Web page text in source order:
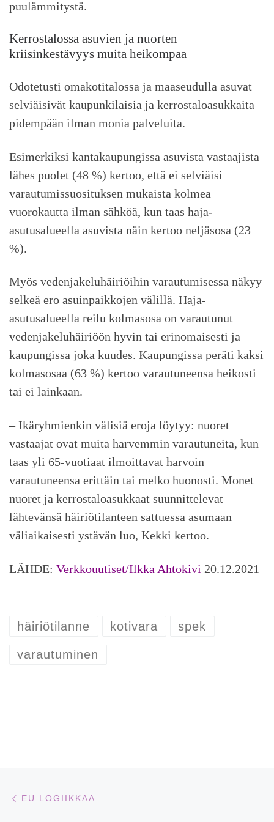
puulämmitystä.
Kerrostalossa asuvien ja nuorten
kriisinkestävyys muita heikompaa
Odotetusti omakotitalossa ja maaseudulla asuvat
selviäisivät kaupunkilaisia ja kerrostaloasukkaita
pidempään ilman monia palveluita.
Esimerkiksi kantakaupungissa asuvista vastaajista
lähes puolet (48 %) kertoo, että ei selviäisi
varautumissuosituksen mukaista kolmea
vuorokautta ilman sähköä, kun taas haja-
asutusalueella asuvista näin kertoo neljäsosa (23
%).
Myös vedenjakeluhäiriöihin varautumisessa näkyy
selkeä ero asuinpaikkojen välillä. Haja-
asutusalueella reilu kolmasosa on varautunut
vedenjakeluhäiriöön hyvin tai erinomaisesti ja
kaupungissa joka kuudes. Kaupungissa peräti kaksi
kolmasosaa (63 %) kertoo varautuneensa heikosti
tai ei lainkaan.
– Ikäryhmienkin välisiä eroja löytyy: nuoret
vastaajat ovat muita harvemmin varautuneita, kun
taas yli 65-vuotiaat ilmoittavat harvoin
varautuneensa erittäin tai melko huonosti. Monet
nuoret ja kerrostaloasukkaat suunnittelevat
lähtevänsä häiriötilanteen sattuessa asumaan
väliaikaisesti ystävän luo, Kekki kertoo.
LÄHDE: Verkkouutiset/Ilkka Ahtokivi 20.12.2021
häiriötilanne kotivara spek
varautuminen
EU LOGIIKKAA